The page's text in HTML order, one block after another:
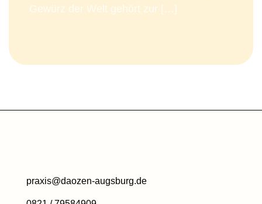
Gewürz der Welt gehört zur […]
praxis@daozen-augsburg.de